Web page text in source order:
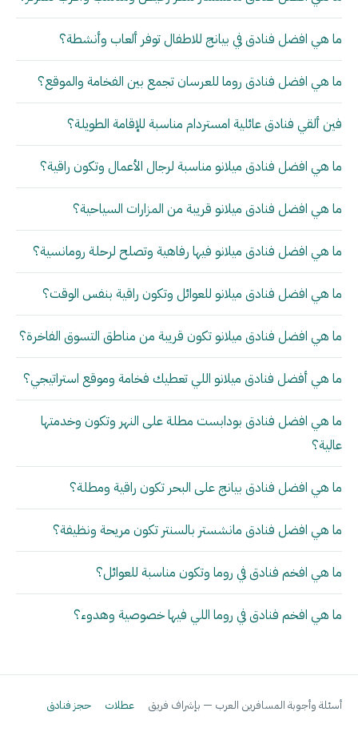
ما هي افضل فنادق في بيانج للاطفال توفر ألعاب وأنشطة؟
ما هي افضل فنادق روما للعرسان تجمع بين الفخامة والموقع؟
فين ألقي فنادق عائلية امستردام مناسبة للإقامة الطويلة؟
ما هي افضل فنادق ميلانو مناسبة لرجال الأعمال وتكون راقية؟
ما هي افضل فنادق ميلانو قريبة من المزارات السياحية؟
ما هي افضل فنادق ميلانو فيها رفاهية وتصلح لرحلة رومانسية؟
ما هي افضل فنادق ميلانو للعوائل وتكون راقية بنفس الوقت؟
ما هي افضل فنادق ميلانو تكون قريبة من مناطق التسوق الفاخرة؟
ما هي أفضل فنادق ميلانو اللي تعطيك فخامة وموقع استراتيجي؟
ما هي افضل فنادق بودابست مطلة على النهر وتكون وخدمتها
عالية؟
ما هي افضل فنادق بيانج على البحر تكون راقية ومطلة؟
ما هي افضل فنادق مانشستر بالسنتر تكون مريحة ونظيفة؟
ما هي افخم فنادق في روما وتكون مناسبة للعوائل؟
ما هي افخم فنادق في روما اللي فيها خصوصية وهدوء؟
أسئلة وأجوبة المسافرين العرب — بإشراف فريق عطلات حجز فنادق